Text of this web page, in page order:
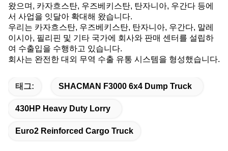
왔으며, 카자흐스탄, 우즈베키스탄, 탄자니아, 우간다 등에
서 사업을 잇달아 확대해 왔습니다.
우리는 카자흐스탄, 우즈베키스탄, 탄자니아, 우간다, 말레
이시아, 필리핀 및 기타 국가에 회사와 판매 센터를 설립하
여 수출입을 수행하고 있습니다.
회사는 완전한 대외 무역 수출 유통 시스템을 형성했습니다.
태그: SHACMAN F3000 6x4 Dump Truck
430HP Heavy Duty Lorry
Euro2 Reinforced Cargo Truck